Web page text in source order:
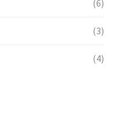
(6)
(3)
(4)